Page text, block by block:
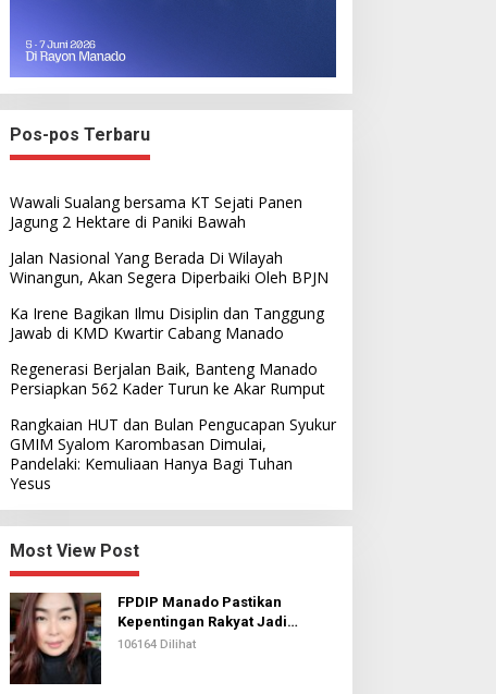
Pos-pos Terbaru
Wawali Sualang bersama KT Sejati Panen
Jagung 2 Hektare di Paniki Bawah
Jalan Nasional Yang Berada Di Wilayah
Winangun, Akan Segera Diperbaiki Oleh BPJN
Ka Irene Bagikan Ilmu Disiplin dan Tanggung
Jawab di KMD Kwartir Cabang Manado
Regenerasi Berjalan Baik, Banteng Manado
Persiapkan 562 Kader Turun ke Akar Rumput
Rangkaian HUT dan Bulan Pengucapan Syukur
GMIM Syalom Karombasan Dimulai,
Pandelaki: Kemuliaan Hanya Bagi Tuhan
Yesus
Most View Post
FPDIP Manado Pastikan
Kepentingan Rakyat Jadi
Prioritas Dalam Perjuangan
106164 Dilihat